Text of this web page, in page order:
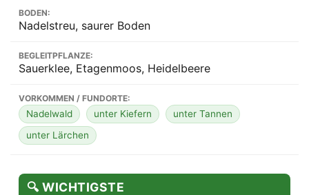
BODEN:
Nadelstreu, saurer Boden
BEGLEITPFLANZE:
Sauerklee, Etagenmoos, Heidelbeere
VORKOMMEN / FUNDORTE:
Nadelwald unter Kiefern
unter Tannen
unter Lärchen
🔍 WICHTIGSTE